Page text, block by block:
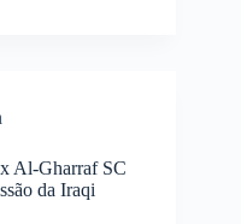
Al-Gharraf SC
da Iraqi